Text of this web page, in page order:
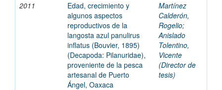
2011
Edad, crecimiento y
algunos aspectos
reproductivos de la
langosta azul panulirus
inflatus (Bouvier, 1895)
(Decapoda: Pilanuridae),
proveniente de la pesca
artesanal de Puerto
Ángel, Oaxaca
Martínez
Calderón,
Rogelio;
Anislado
Tolentino,
Vicente
(Director de
tesis)